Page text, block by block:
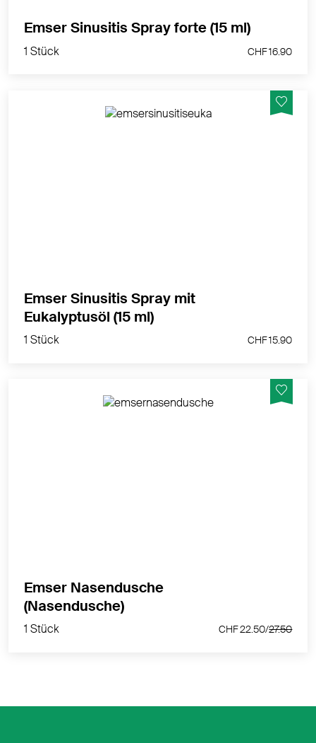
1 Stück
Emser Sinusitis Spray forte (15 ml)
1 Stück CHF 16.90
1 Stück
Emser Sinusitis Spray mit
Eukalyptusöl (15 ml)
1 Stück CHF 15.90
1 Stück
Emser Nasendusche
(Nasendusche)
1 Stück CHF 22.50/27.50